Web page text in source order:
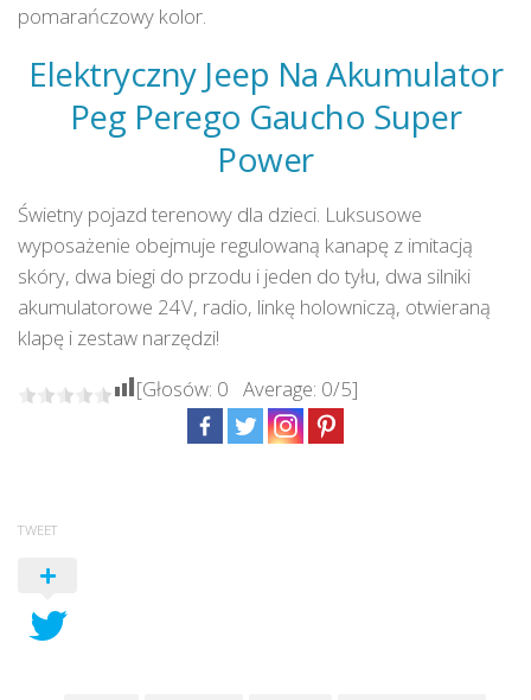
pomarańczowy kolor.
Elektryczny Jeep Na Akumulator
Peg Perego Gaucho Super
Power
Świetny pojazd terenowy dla dzieci. Luksusowe
wyposażenie obejmuje regulowaną kanapę z imitacją
skóry, dwa biegi do przodu i jeden do tyłu, dwa silniki
akumulatorowe 24V, radio, linkę holowniczą, otwieraną
klapę i zestaw narzędzi!
[Głosów: 0 Average: 0/5]
TWEET